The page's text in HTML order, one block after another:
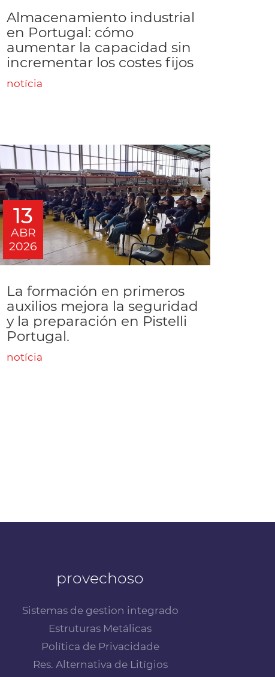
Almacenamiento industrial
en Portugal: cómo
aumentar la capacidad sin
incrementar los costes fijos
notícia
13
ABR
2026
La formación en primeros
auxilios mejora la seguridad
y la preparación en Pistelli
Portugal.
notícia
provechoso
Sistemas de gestion integrado
Estruturas Metálicas
Política de Privacidade
Res. Alternativa de Litígios